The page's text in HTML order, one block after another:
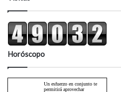
Horóscopo